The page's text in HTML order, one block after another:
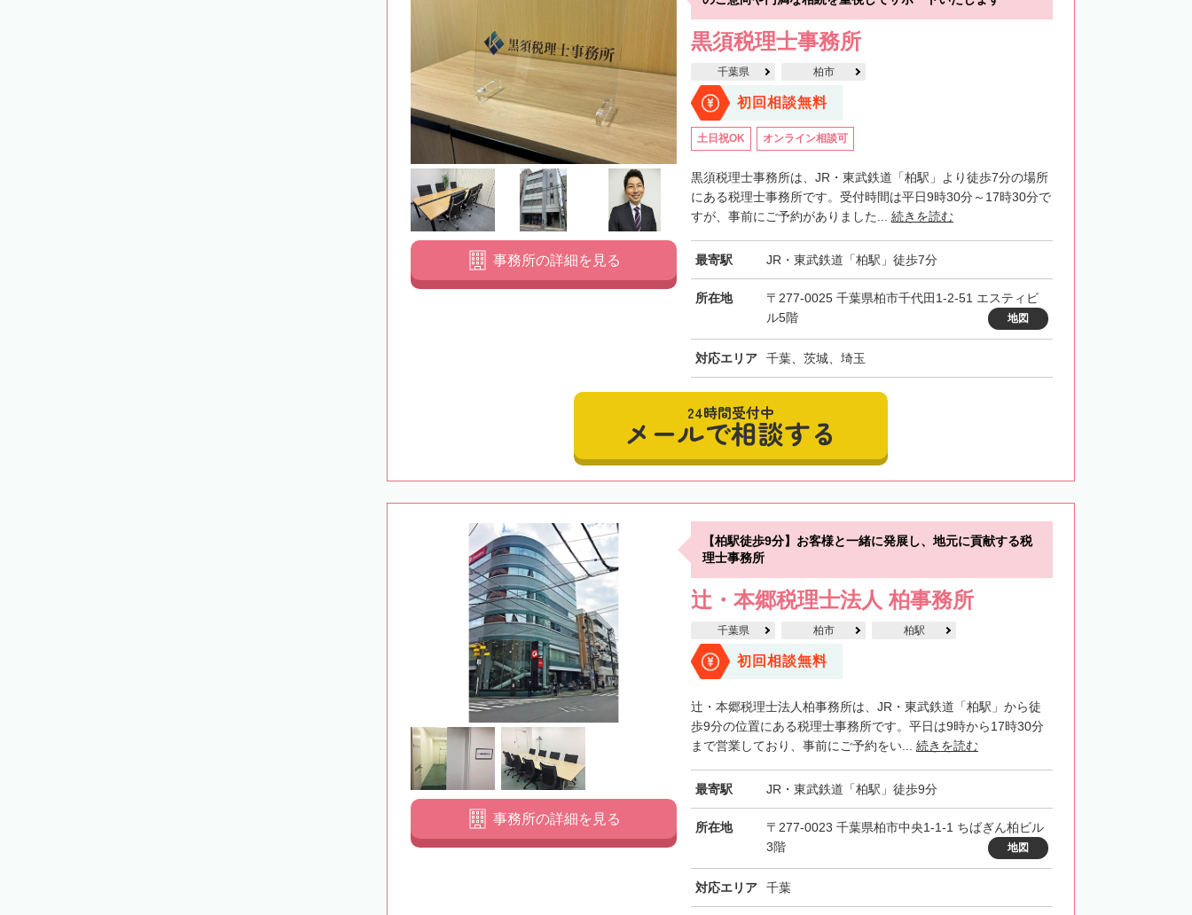
黒須税理士事務所
千葉県 柏市
初回相談無料
土日祝OK オンライン相談可
黒須税理士事務所は、JR・東武鉄道「柏駅」より徒歩7分の場所
にある税理士事務所です。受付時間は平日9時30分～17時30分で
すが、事前にご予約がありました... 続きを読む
最寄駅 JR・東武鉄道「柏駅」徒歩7分
所在地
〒277-0025 千葉県柏市千代田1-2-51 エスティビ
ル5階
地図
対応エリア 千葉、茨城、埼玉
事務所の詳細を見る
24時間受付中
メールで相談する
【柏駅徒歩9分】お客様と一緒に発展し、地元に貢献する税
理士事務所
辻・本郷税理士法人 柏事務所
千葉県 柏市 柏駅
初回相談無料
辻・本郷税理士法人柏事務所は、JR・東武鉄道「柏駅」から徒
歩9分の位置にある税理士事務所です。平日は9時から17時30分
まで営業しており、事前にご予約をい... 続きを読む
最寄駅 JR・東武鉄道「柏駅」徒歩9分
所在地
〒277-0023 千葉県柏市中央1-1-1 ちばぎん柏ビル
3階
地図
対応エリア 千葉
事務所の詳細を見る